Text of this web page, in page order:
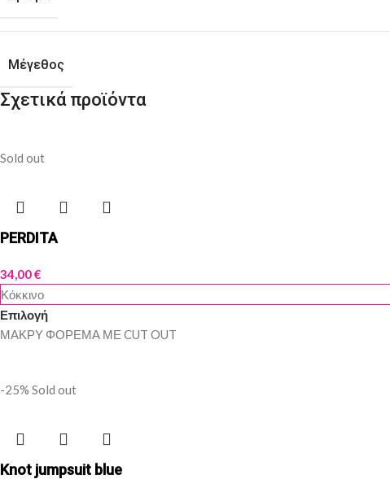
Μέγεθος
Σχετικά προϊόντα
Sold out
PERDITA
34,00€
Κόκκινο
Επιλογή
ΜΑΚΡΥ ΦΟΡΕΜΑ ΜΕ CUT OUT
-25% Sold out
Knot jumpsuit blue